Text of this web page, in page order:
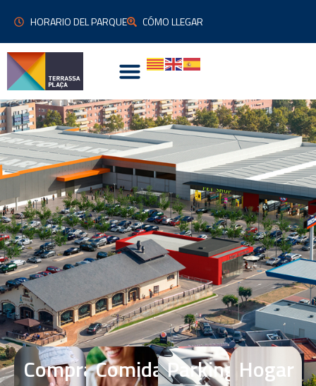
HORARIO DEL PARQUE CÓMO LLEGAR
ComprasComidaParking Hogar